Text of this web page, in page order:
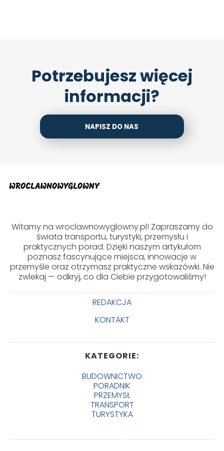
Potrzebujesz więcej
informacji?
NAPISZ DO NAS
Witamy na wroclawnowyglowny.pl! Zapraszamy do
świata transportu, turystyki, przemysłu i
praktycznych porad. Dzięki naszym artykułom
poznasz fascynujące miejsca, innowacje w
przemyśle oraz otrzymasz praktyczne wskazówki. Nie
zwlekaj — odkryj, co dla Ciebie przygotowaliśmy!
REDAKCJA
KONTAKT
KATEGORIE:
BUDOWNICTWO
PORADNIK
PRZEMYSŁ
TRANSPORT
TURYSTYKA